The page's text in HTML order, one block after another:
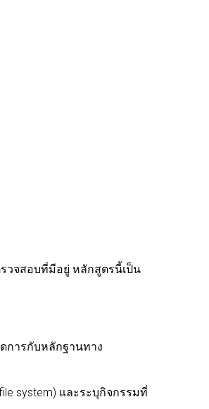
วจสอบที่มีอยู่ หลักสูตรนี้เป็น
การกับหลักฐานทาง
system) และระบุกิจกรรมที่